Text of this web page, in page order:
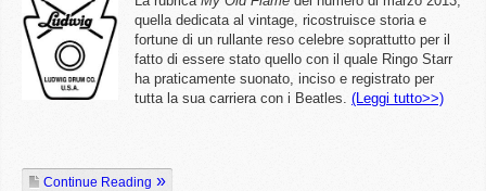
quella dedicata al vintage, ricostruisce storia e
fortune di un rullante reso celebre soprattutto per il
fatto di essere stato quello con il quale Ringo Starr
ha praticamente suonato, inciso e registrato per
tutta la sua carriera con i Beatles. (Leggi tutto>>)
Continue Reading